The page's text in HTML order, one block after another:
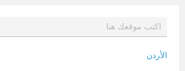
الأردن